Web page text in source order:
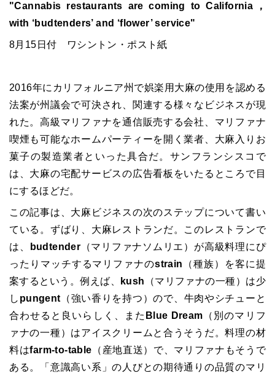
"Cannabis restaurants are coming to California，
with ‘budtenders’ and ‘flower’ service"
8月15日付 ワシントン・ポスト紙
2016年にカリフォルニア州で娯楽用大麻の使用を認める
法案が州議会で可決され、関連する様々なビジネスが現
れた。高級マリファナを通信販売する会社、マリファナ
喫煙も可能なホームパーティーを開く業者、大麻入りお
菓子の製造業者といった具合だ。サンフランシスコで
は、大麻の宅配サービスの広告看板をいたるところで目
にするほどだ。
この記事は、大麻ビジネスの次のステップについて書い
ている。ずばり、大麻レストランだ。このレストランで
は、
budtender （マリファナソムリエ）が高級料理にぴ
ったりマッチするマリファナのstrain （種族）を客に提
案するという。例えば、
kush （マリファナの一種）は少
し pungent （強い香りを持つ）ので、牛肉やシチューと
合わせると良いらしく、また Blue Dream （別のマリフ
ァナの一種）はアイスクリームと合うそうだ。料理の材
料はfarm-to-table （産地直送）で、マリファナもそうで
ある。「意識高い系」の人びとの期待通りの品質のマリ